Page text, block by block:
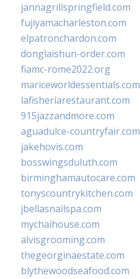
jannagrillspringfield.com
fujiyamacharleston.com
elpatronchardon.com
donglaishun-order.com
fiamc-rome2022.org
mariceworldessentials.com
lafisheriarestaurant.com
915jazzandmore.com
aguadulce-countryfair.com
jakehovis.com
bosswingsduluth.com
birminghamautocare.com
tonyscountrykitchen.com
jbellasnailspa.com
mychaihouse.com
alvisgrooming.com
thegeorginaestate.com
blythewoodseafood.com